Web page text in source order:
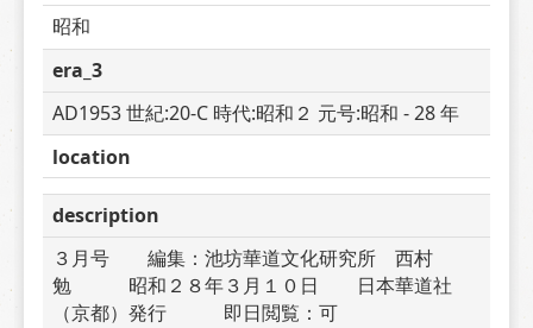
昭和
era_3
AD1953 世紀:20-C 時代:昭和２ 元号:昭和 - 28 年
location
description
３月号　　編集：池坊華道文化研究所　西村
勉　　　昭和２８年３月１０日　　日本華道社
（京都）発行　　　即日閲覧：可